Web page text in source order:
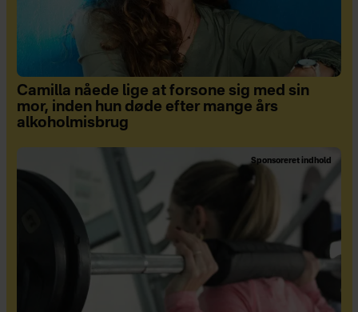
Camilla nåede lige at forsone sig med sin
mor, inden hun døde efter mange års
alkoholmisbrug
Sponsoreret indhold